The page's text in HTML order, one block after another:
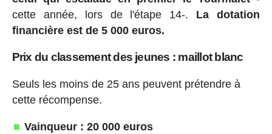
cette année, lors de l'étape 14-. La dotation
financière est de 5 000 euros.
Prix du classement des jeunes : maillot blanc
Seuls les moins de 25 ans peuvent prétendre à
cette récompense.
Vainqueur : 20 000 euros